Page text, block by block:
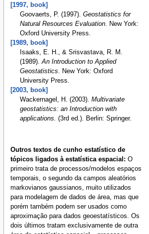
[1997, book]
Goovaerts, P. (1997). Geostatistics for
Natural Resources Evaluation. New York:
Oxford University Press.
[1989, book]
Isaaks, E. H., & Srisvastava, R. M.
(1989). An Introduction to Applied
Geostatistics . New York: Oxford
University Press.
[2003, book]
Wackernagel, H. (2003). Multivariate
geostatistics: an Introduction with
applications.
(3rd ed.). Berlin: Springer.
Outros textos de cunho estatístico de
tópicos ligados à estatística espacial: O
primeiro trata de processos/modelos espaços
temporais, o segundo da campos aleatórios
markovianos gaussianos, muito utilizados
para modelagem de dados de área, mas que
porém também podem ser usados como
aproximação para dados geoestatísticos. Os
dois últimos tratam exclusivamente de outra